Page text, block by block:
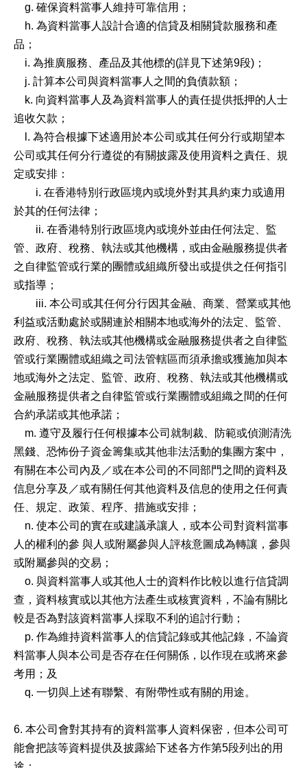
g. 確保資料當事人維持可靠信用；
h. 為資料當事人設計合適的信貸及相關貸款服務和產
品；
i. 為推廣服務、產品及其他標的(詳見下述第9段)；
j. 計算本公司與資料當事人之間的負債款額；
k. 向資料當事人及為資料當事人的責任提供抵押的人士
追收欠款；
l. 為符合根據下述適用於本公司或其任何分行或期望本
公司或其任何分行遵從的有關披露及使用資料之責任、規
定或安排：
i. 在香港特別行政區境內或境外對其具約束力或適用
於其的任何法律；
ii. 在香港特別行政區境內或境外並由任何法定、監
管、政府、稅務、執法或其他機構，或由金融服務提供者
之自律監管或行業的團體或組織所發出或提供之任何指引
或指導；
iii. 本公司或其任何分行因其金融、商業、營業或其他
利益或活動處於或關連於相關本地或海外的法定、監管、
政府、稅務、執法或其他機構或金融服務提供者之自律監
管或行業團體或組織之司法管轄區而須承擔或獲施加與本
地或海外之法定、監管、政府、稅務、執法或其他機構或
金融服務提供者之自律監管或行業團體或組織之間的任何
合約承諾或其他承諾；
m. 遵守及履行任何根據本公司就制裁、防範或偵測清洗
黑錢、恐怖份子資金籌集或其他非法活動的集團方案中，
有關在本公司內及／或在本公司的不同部門之間的資料及
信息分享及／或有關任何其他資料及信息的使用之任何責
任、規定、政策、程序、措施或安排；
n. 使本公司的實在或建議承讓人，或本公司對資料當事
人的權利的參 與人或附屬參與人評核意圖成為轉讓，參與
或附屬參與的交易；
o. 與資料當事人或其他人士的資料作比較以進行信貸調
查，資料核實或以其他方法產生或核實資料，不論有關比
較是否為對該資料當事人採取不利的追討行動；
p. 作為維持資料當事人的信貸記錄或其他記錄，不論資
料當事人與本公司是否存在任何關係，以作現在或將來參
考用；及
q. 一切與上述有聯繫、有附帶性或有關的用途。
6. 本公司會對其持有的資料當事人資料保密，但本公司可
能會把該等資料提供及披露給下述各方作第5段列出的用